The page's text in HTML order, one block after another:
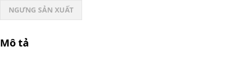
NGƯNG SẢN XUẤT
Mô tả